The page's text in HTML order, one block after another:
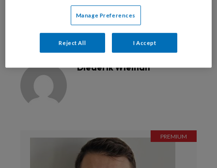
Reageer op dit artikel
Diederik Wieman
Manage Preferences
Reject All I Accept